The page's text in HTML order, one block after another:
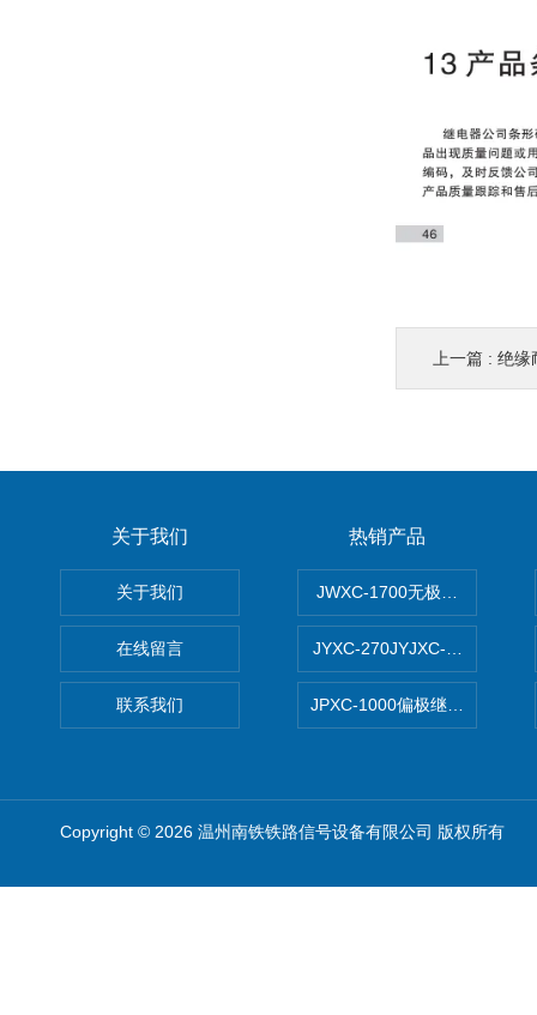
上一篇 : 绝缘
关于我们
关于我们
在线留言
联系我们
热销产品
JWXC-1700无极继电器
JYXC-270JYJXC-135/220
JPXC-1000偏极继电器 南铁
Copyright © 2026 温州南铁铁路信号设备有限公司 版权所有